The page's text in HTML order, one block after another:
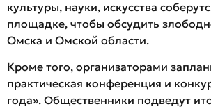
культуры, науки, искусства
площадке, чтобы обсудить
Омска и Омской области.
Кроме того, организаторами
практическая конференция и
года». Общественники подведут